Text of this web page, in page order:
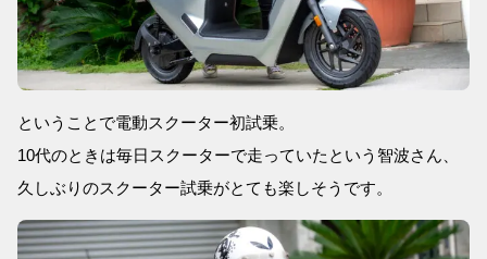
ということで電動スクーター初試乗。
10代のときは毎日スクーターで走っていたという智波さん、
久しぶりのスクーター試乗がとても楽しそうです。